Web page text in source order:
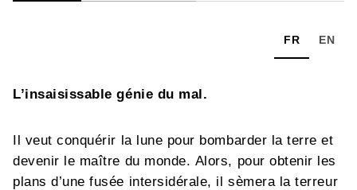
FR EN
L’insaisissable génie du mal.
Il veut conquérir la lune pour bombarder la terre et
devenir le maître du monde. Alors, pour obtenir les
plans d’une fusée intersidérale, il sèmera la terreur